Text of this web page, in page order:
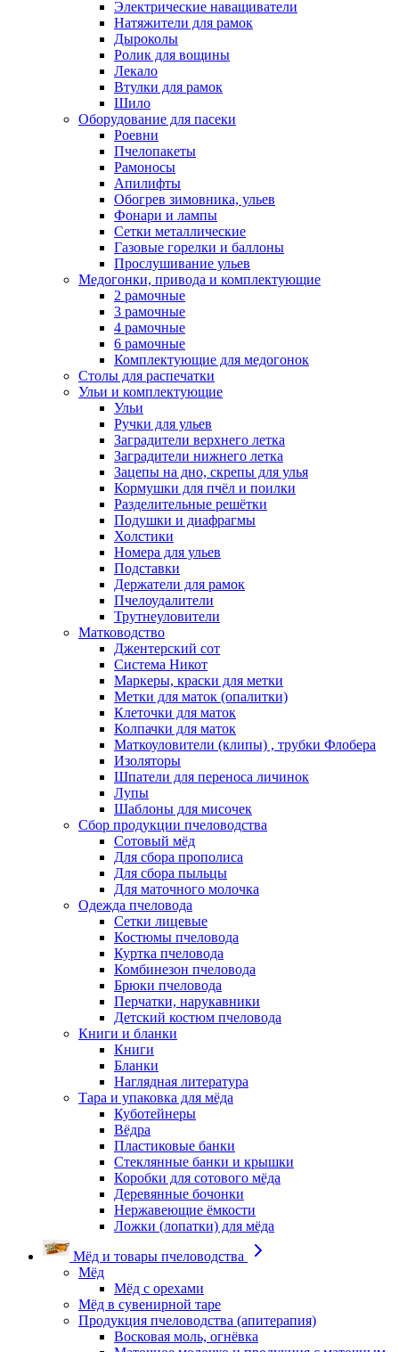
Электрические наващиватели
Натяжители для рамок
Дыроколы
Ролик для вощины
Лекало
Втулки для рамок
Шило
Оборудование для пасеки
Роевни
Пчелопакеты
Рамоносы
Апилифты
Обогрев зимовника, ульев
Фонари и лампы
Сетки металлические
Газовые горелки и баллоны
Прослушивание ульев
Медогонки, привода и комплектующие
2 рамочные
3 рамочные
4 рамочные
6 рамочные
Комплектующие для медогонок
Столы для распечатки
Ульи и комплектующие
Ульи
Ручки для ульев
Заградители верхнего летка
Заградители нижнего летка
Зацепы на дно, скрепы для улья
Кормушки для пчёл и поилки
Разделительные решётки
Подушки и диафрагмы
Холстики
Номера для ульев
Подставки
Держатели для рамок
Пчелоудалители
Трутнеуловители
Матководство
Джентерский сот
Система Никот
Маркеры, краски для метки
Метки для маток (опалитки)
Клеточки для маток
Колпачки для маток
Маткоуловители (клипы) , трубки Флобера
Изоляторы
Шпатели для переноса личинок
Лупы
Шаблоны для мисочек
Сбор продукции пчеловодства
Сотовый мёд
Для сбора прополиса
Для сбора пыльцы
Для маточного молочка
Одежда пчеловода
Сетки лицевые
Костюмы пчеловода
Куртка пчеловода
Комбинезон пчеловода
Брюки пчеловода
Перчатки, нарукавники
Детский костюм пчеловода
Книги и бланки
Книги
Бланки
Наглядная литература
Тара и упаковка для мёда
Куботейнеры
Вёдра
Пластиковые банки
Стеклянные банки и крышки
Коробки для сотового мёда
Деревянные бочонки
Нержавеющие ёмкости
Ложки (лопатки) для мёда
Мёд и товары пчеловодства
Мёд
Мёд с орехами
Мёд в сувенирной таре
Продукция пчеловодства (апитерапия)
Восковая моль, огнёвка